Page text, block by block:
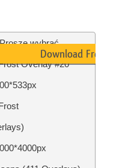
Proszę wybrać
Overlay #20
Download Free